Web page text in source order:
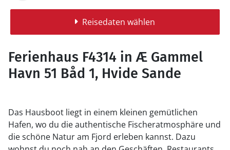
Reisedaten wählen
Ferienhaus F4314 in Æ Gammel
Havn 51 Båd 1, Hvide Sande
Das Hausboot liegt in einem kleinen gemütlichen
Hafen, wo du die authentische Fischeratmosphäre und
die schöne Natur am Fjord erleben kannst. Dazu